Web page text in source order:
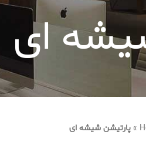
ای
»پارتیشن شیشه ای